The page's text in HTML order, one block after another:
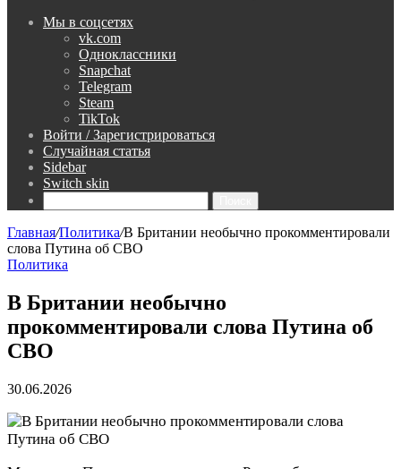
Мы в соцсетях
vk.com
Одноклассники
Snapchat
Telegram
Steam
TikTok
Войти / Зарегистрироваться
Случайная статья
Sidebar
Switch skin
Главная/Политика/В Британии необычно прокомментировали
слова Путина об СВО
Политика
В Британии необычно
прокомментировали слова Путина об
СВО
30.06.2026